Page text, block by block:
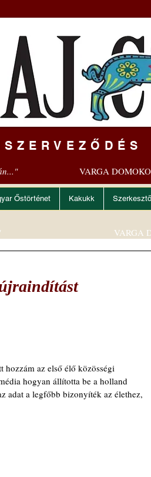
VARGA
Őstörténet Kakukk
hozzám az első élő közösségi
hogyan állította be a holland
adat a legfőbb bizonyíték az élethez,
VARGA